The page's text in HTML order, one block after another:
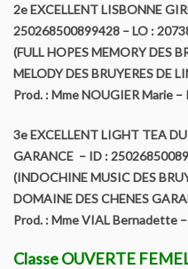
2e EXCELLENT LISBONNE
250268500899428 – LO :
(FULL HOPES MEMORY DES
MELODY DES BRUYERES DE
Prod. : Mme NOUGIER Marie
3e EXCELLENT LIGHT TEA
GARANCE – ID :
(INDOCHINE MUSIC DES
DOMAINE DES CHENES
Prod. : Mme VIAL Bernadette
Classe OUVERTE